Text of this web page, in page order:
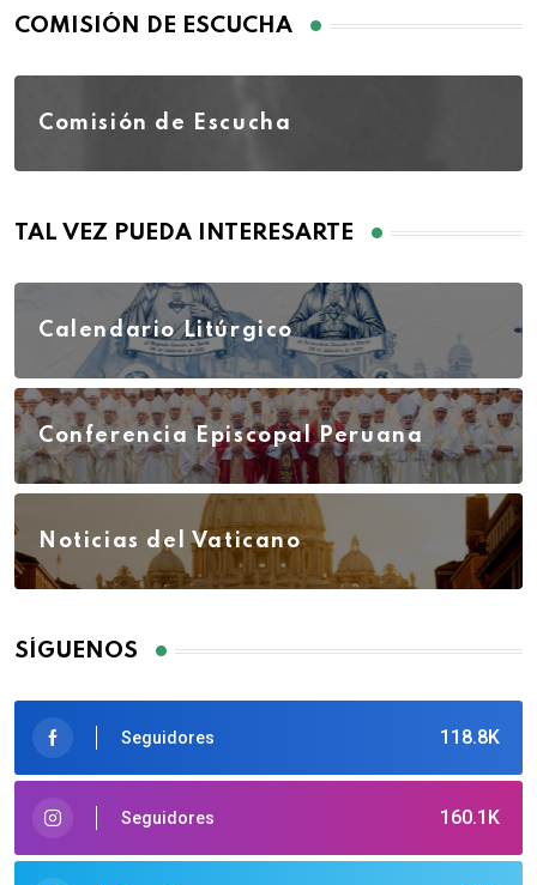
COMISIÓN DE ESCUCHA
Comisión de Escucha
TAL VEZ PUEDA INTERESARTE
Calendario Litúrgico
Conferencia Episcopal Peruana
Noticias del Vaticano
SÍGUENOS
118.8K
Seguidores
160.1K
Seguidores